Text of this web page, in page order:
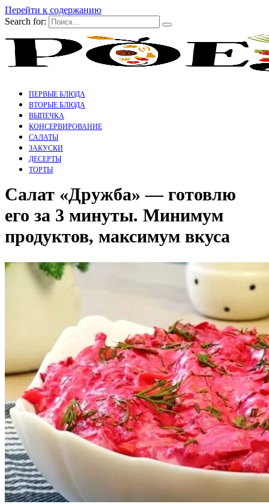
Перейти к содержанию
Search for:
ПЕРВЫЕ БЛЮДА
ВТОРЫЕ БЛЮДА
ВЫПЕЧКА
КОНСЕРВИРОВАНИЕ
САЛАТЫ
ЗАКУСКИ
ДЕСЕРТЫ
ТОРТЫ
Салат «Дружба» — готовлю
его за 3 минуты. Минимум
продуктов, максимум вкуса